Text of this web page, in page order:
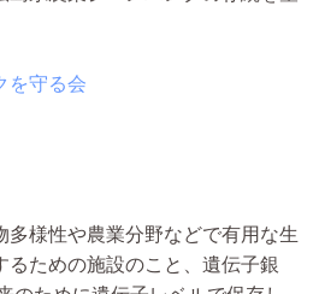
を守る会
多様性や農業分野などで有用な生
るための施設のこと、遺伝子銀